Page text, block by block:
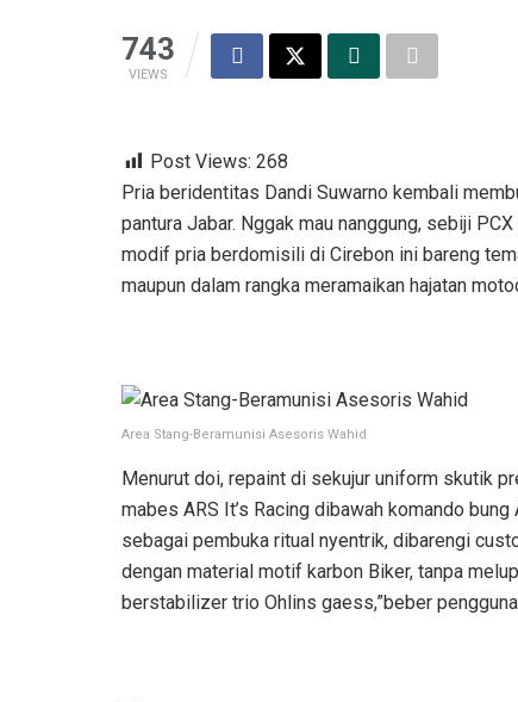
743
VIEWS
Post Views: 268
Pria beridentitas Dandi Suwarno kembali
pantura Jabar. Nggak mau nanggung, sebiji
modif pria berdomisili di Cirebon ini bareng
maupun dalam rangka meramaikan hajatan
Area Stang-Beramunisi Asesoris Wahid
Menurut doi, repaint di sekujur uniform skutik
mabes ARS It’s Racing dibawah komando
sebagai pembuka ritual nyentrik, dibarengi
dengan material motif karbon Biker, tanpa
berstabilizer trio Ohlins gaess,”beber